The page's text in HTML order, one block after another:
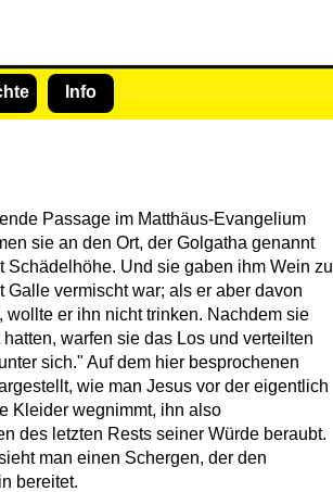
Info
Passage im Matthäus-Evangelium
sie an den Ort, der Golgatha genannt
Schädelhöhe. Und sie gaben ihm Wein zu
Galle vermischt war; als er aber davon
wollte er ihn nicht trinken. Nachdem sie
warfen sie das Los und verteilten
sich." Auf dem hier besprochenen
wie man Jesus vor der eigentlich
Kleider wegnimmt, ihn also
des letzten Rests seiner Würde beraubt.
man einen Schergen, der den
bereitet.